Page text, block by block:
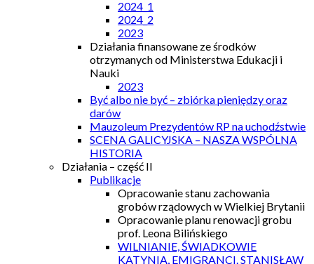
2024_1
2024_2
2023
Działania finansowane ze środków
otrzymanych od Ministerstwa Edukacji i
Nauki
2023
Być albo nie być – zbiórka pieniędzy oraz
darów
Mauzoleum Prezydentów RP na uchodźstwie
SCENA GALICYJSKA – NASZA WSPÓLNA
HISTORIA
Działania – część II
Publikacje
Opracowanie stanu zachowania
grobów rządowych w Wielkiej Brytanii
Opracowanie planu renowacji grobu
prof. Leona Bilińskiego
WILNIANIE, ŚWIADKOWIE
KATYNIA, EMIGRANCI. STANISŁAW